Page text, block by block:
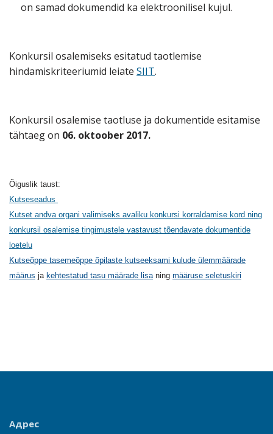
on samad dokumendid ka elektroonilisel kujul.
Konkursil osalemiseks esitatud taotlemise
hindamiskriteeriumid leiate SIIT.
Konkursil osalemise taotluse ja dokumentide esitamise
tähtaeg on 06. oktoober 2017.
Õiguslik taust:
Kutseseadus
Kutset andva organi valimiseks avaliku konkursi korraldamise kord ning
konkursil osalemise tingimustele vastavust tõendavate dokumentide
loetelu
Kutseõppe tasemeõppe õpilaste kutseeksami kulude ülemmäärade
määrus ja kehtestatud tasu määrade lisa ning määruse seletuskiri
Адрес